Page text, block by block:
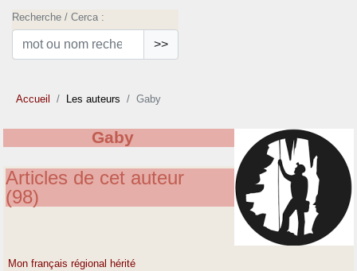
Recherche / Cerca :
>>
Accueil Les auteurs Gaby
Gaby
Articles de cet auteur
(98)
Mon français régional hérité